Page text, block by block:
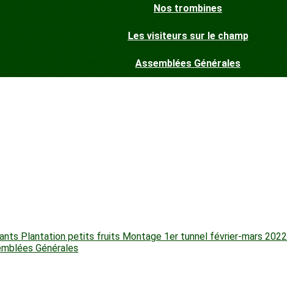
Nos trombines
Les visiteurs sur le champ
Assemblées Générales
Plantation petits fruits Montage 1er tunnel février-mars 2022
Générales